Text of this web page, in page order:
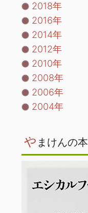
2018年
2016年
2014年
2012年
2010年
2008年
2006年
2004年
や まけんの本